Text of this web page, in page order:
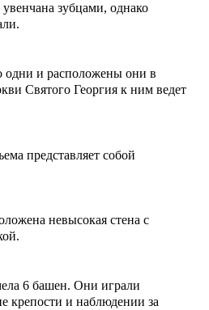
зубцами, однако
одни и расположены они в
Святого Георгия к ним ведет
представляет собой
невысокая стена с
6 башен. Они играли
крепости и наблюдении за